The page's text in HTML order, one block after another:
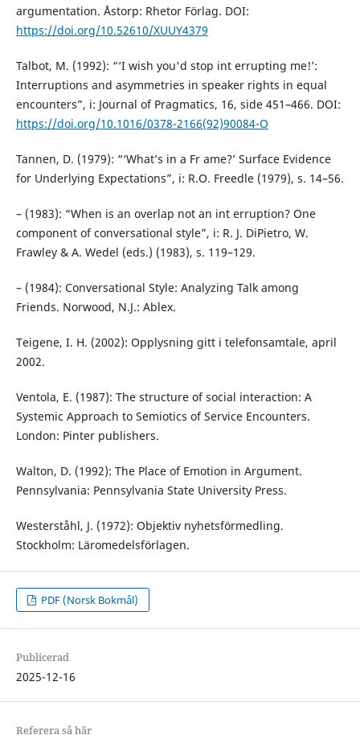
argumentation. Åstorp: Rhetor Förlag. DOI:
https://doi.org/10.52610/XUUY4379
Talbot, M. (1992): “‘I wish you'd stop int errupting me!’:
Interruptions and asymmetries in speaker rights in equal
encounters”, i: Journal of Pragmatics, 16, side 451–466. DOI:
https://doi.org/10.1016/0378-2166(92)90084-O
Tannen, D. (1979): “‘What’s in a Fr ame?’ Surface Evidence
for Underlying Expectations”, i: R.O. Freedle (1979), s. 14–56.
– (1983): “When is an overlap not an int erruption? One
component of conversational style”, i: R. J. DiPietro, W.
Frawley & A. Wedel (eds.) (1983), s. 119–129.
– (1984): Conversational Style: Analyzing Talk among
Friends. Norwood, N.J.: Ablex.
Teigene, I. H. (2002): Opplysning gitt i telefonsamtale, april
2002.
Ventola, E. (1987): The structure of social interaction: A
Systemic Approach to Semiotics of Service Encounters.
London: Pinter publishers.
Walton, D. (1992): The Place of Emotion in Argument.
Pennsylvania: Pennsylvania State University Press.
Westerståhl, J. (1972): Objektiv nyhetsförmedling.
Stockholm: Läromedelsförlagen.
PDF (Norsk Bokmål)
Publicerad
2025-12-16
Referera så här